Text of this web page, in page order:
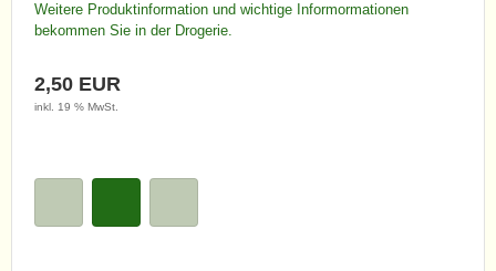
Weitere Produktinformation und wichtige Informormationen
bekommen Sie in der Drogerie.
2,50 EUR
inkl. 19 % MwSt.